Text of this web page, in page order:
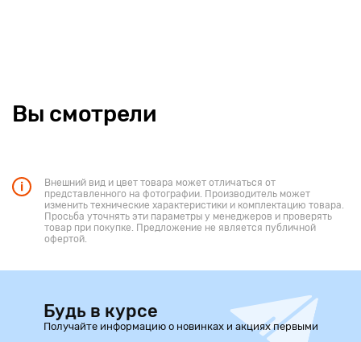
Вы смотрели
Внешний вид и цвет товара может отличаться от
представленного на фотографии. Производитель может
изменить технические характеристики и комплектацию товара.
Просьба уточнять эти параметры у менеджеров и проверять
товар при покупке. Предложение не является публичной
офертой.
Будь в курсе
Получайте информацию о новинках и акциях первыми